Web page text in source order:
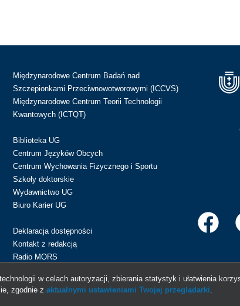
Międzynarodowe Centrum Badań nad
Szczepionkami Przeciwnowotworowymi (ICCVS)
Międzynarodowe Centrum Teorii Technologii
Kwantowych (ICTQT)
Biblioteka UG
Centrum Języków Obcych
Centrum Wychowania Fizycznego i Sportu
Szkoły doktorskie
Wydawnictwo UG
Biuro Karier UG
Deklaracja dostępności
Kontakt z redakcją
Radio MORS
Gdański
w celach autoryzacji, zbierania statystyk i ułatwienia
zgodnie z aktualnymi ustawieniami Twojej przeglądarki.